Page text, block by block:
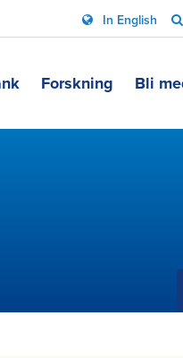
In English
Forskning Bli